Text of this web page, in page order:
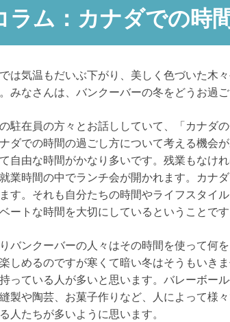
ラム：カナダでの時
は気温もだいぶ下がり、美しく色づいた木
みなさんは、バンクーバーの冬をどうお過ご
駐在員の方々とお話ししていて、「カナダ
ダでの時間の過ごし方について考える機会
自由な時間がかなり多いです。残業もなけ
業時間の中でランチ会が開かれます。カナ
す。それも自分たちの時間やライフスタイ
ートな時間を大切にしているということです
バンクーバーの人々はその時間を使って何
しめるのですが寒くて暗い冬はそうもいき
っている人が多いと思います。バレーボー
製や陶芸、お菓子作りなど、人によって様
人たちが多いように思います。